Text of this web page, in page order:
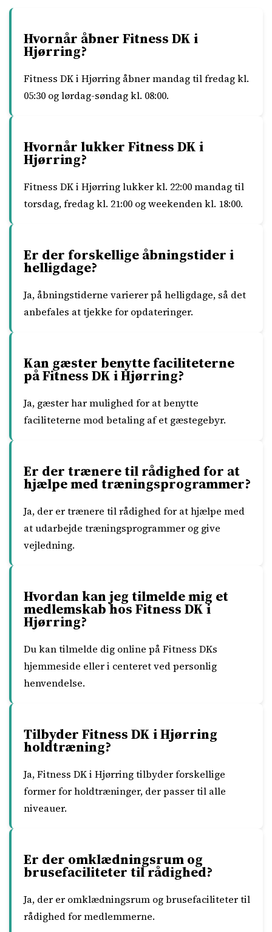
Hvornår åbner Fitness DK i
Hjørring?
Fitness DK i Hjørring åbner mandag til fredag kl.
05:30 og lørdag-søndag kl. 08:00.
Hvornår lukker Fitness DK i
Hjørring?
Fitness DK i Hjørring lukker kl. 22:00 mandag til
torsdag, fredag kl. 21:00 og weekenden kl. 18:00.
Er der forskellige åbningstider i
helligdage?
Ja, åbningstiderne varierer på helligdage, så det
anbefales at tjekke for opdateringer.
Kan gæster benytte faciliteterne
på Fitness DK i Hjørring?
Ja, gæster har mulighed for at benytte
faciliteterne mod betaling af et gæstegebyr.
Er der trænere til rådighed for at
hjælpe med træningsprogrammer?
Ja, der er trænere til rådighed for at hjælpe med
at udarbejde træningsprogrammer og give
vejledning.
Hvordan kan jeg tilmelde mig et
medlemskab hos Fitness DK i
Hjørring?
Du kan tilmelde dig online på Fitness DKs
hjemmeside eller i centeret ved personlig
henvendelse.
Tilbyder Fitness DK i Hjørring
holdtræning?
Ja, Fitness DK i Hjørring tilbyder forskellige
former for holdtræninger, der passer til alle
niveauer.
Er der omklædningsrum og
brusefaciliteter til rådighed?
Ja, der er omklædningsrum og brusefaciliteter til
rådighed for medlemmerne.